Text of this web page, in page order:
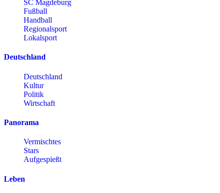
SC Magdeburg
Fußball
Handball
Regionalsport
Lokalsport
Deutschland
Deutschland
Kultur
Politik
Wirtschaft
Panorama
Vermischtes
Stars
Aufgespießt
Leben